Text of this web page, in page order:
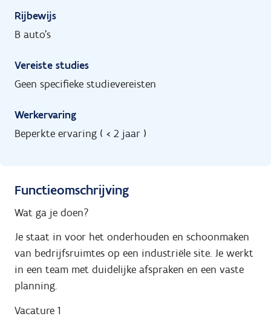
Rijbewijs
B auto's
Vereiste studies
Geen specifieke studievereisten
Werkervaring
Beperkte ervaring ( < 2 jaar )
Functieomschrijving
Wat ga je doen?
Je staat in voor het onderhouden en schoonmaken
van bedrijfsruimtes op een industriële site. Je werkt
in een team met duidelijke afspraken en een vaste
planning.
Vacature 1